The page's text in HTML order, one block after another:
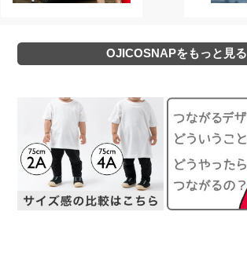
OJICOSNAPをもっと見る